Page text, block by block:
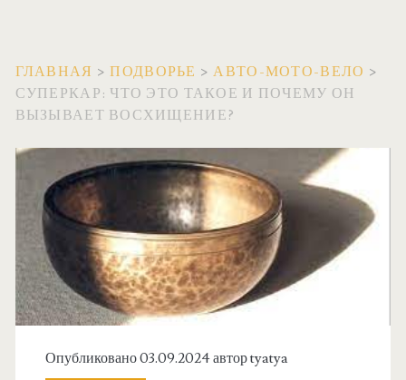
ГЛАВНАЯ >ПОДВОРЬЕ >АВТО-МОТО-ВЕЛО >
СУПЕРКАР: ЧТО ЭТО ТАКОЕ И ПОЧЕМУ ОН
ВЫЗЫВАЕТ ВОСХИЩЕНИЕ?
Опубликовано 03.09.2024 авторtyatya